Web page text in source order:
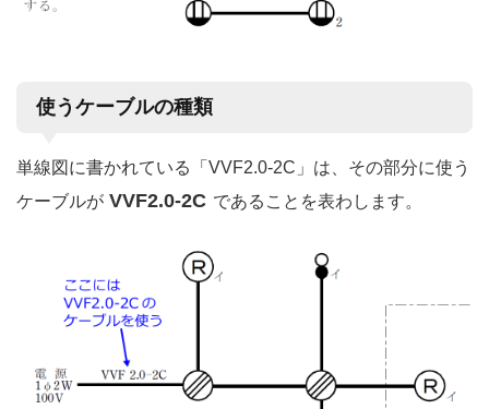
使うケーブルの種類
単線図に書かれている「VVF2.0-2C」は、その部分に使う
ケーブルが VVF2.0-2C であることを表わします。